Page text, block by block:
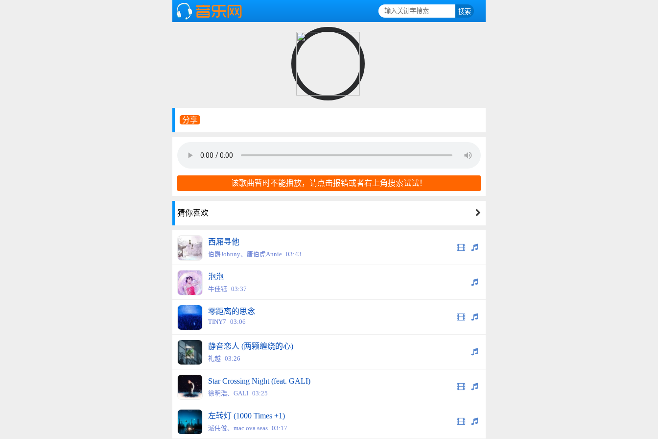
分享
该歌曲暂时不能播放，请点击报错或者右上角搜索试试！
猜你喜欢
西厢寻他
伯爵Johnny、唐伯虎Annie 03:43
泡泡
牛佳钰 03:37
零距离的思念
TINY7 03:06
静音恋人 (两颗缠绕的心)
礼越 03:26
Star Crossing Night (feat. GALI)
徐明浩、GALI 03:25
左转灯 (1000 Times +1)
派伟俊、mac ova seas 03:17